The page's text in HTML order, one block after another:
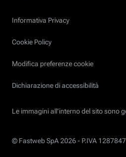
Informativa Privacy
Cookie Policy
Modifica preferenze cookie
Dichiarazione di accessibilità
Le immagini all’interno del sito sono
© Fastweb SpA 2026 - P.IVA